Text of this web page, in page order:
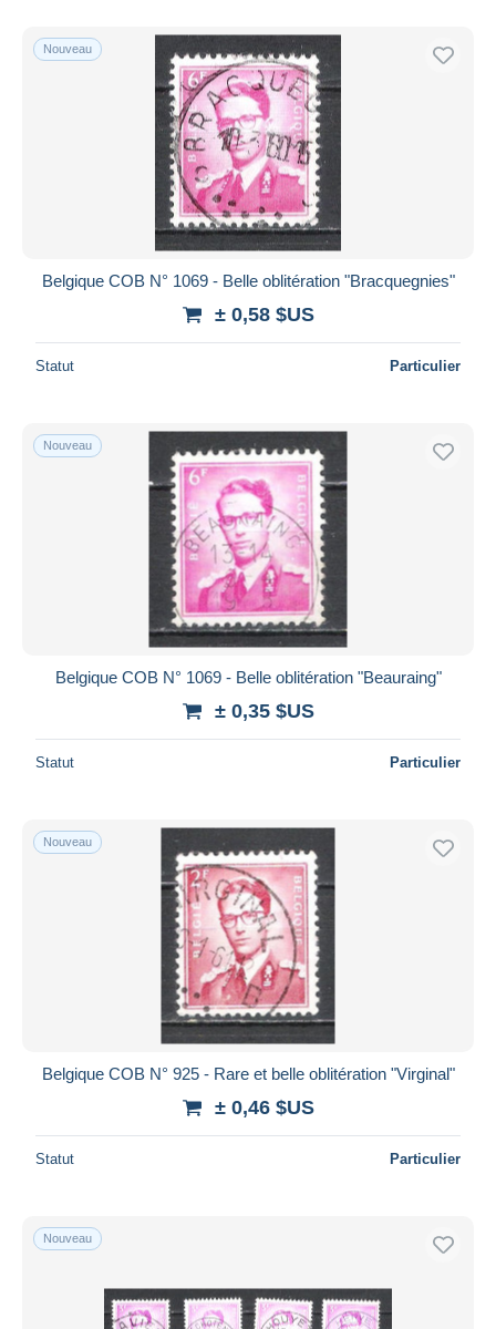
Uniquement en réduction
Livraison gratuite
Méthodes de paiement
PayPal
Virement bancaire
Mastercard
iDeal
Monde entier
Appliquer
Nouveau
Belgique COB N° 1069 - Belle oblitération "Bracquegnies"
± 0,58 $US
Statut Particulier
Nouveau
Belgique COB N° 1069 - Belle oblitération "Beauraing"
± 0,35 $US
Statut Particulier
Nouveau
Belgique COB N° 925 - Rare et belle oblitération "Virginal"
± 0,46 $US
Statut Particulier
Nouveau